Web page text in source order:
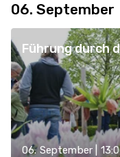
06. September
Führung durch
06. September |